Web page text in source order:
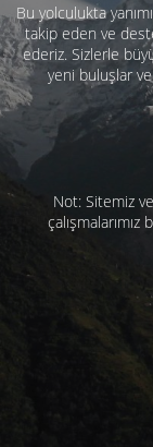
Bu yolculukta
takip eden ve
ederiz. Sizlerle
yeni buluşlar
Not: Sitemiz